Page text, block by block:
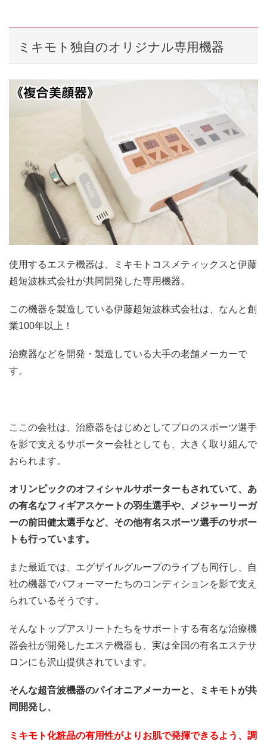
ミキモト独自のオリジナル専用機器
使用するエステ機器は、ミキモトコスメティックスと伊藤
超短波株式会社が共同開発した専用機器。
この機器を製造している伊藤超短波株式会社は、なんと創
業100年以上！
治療器などを開発・製造している大手の老舗メーカーで
す。
ここの会社は、治療器をはじめとしてプロのスポーツ選手
を影で支えるサポーター会社としても、大きく取り組んで
おられます。
オリンピックのオフィシャルサポーターもされていて、あ
の有名なフィギアスケートの羽生選手や、メジャーリーガ
ーの前田健太選手など、その他有名スポーツ選手のサポー
トも行っています。
また最近では、エグザイルグループのライブも同行し、自
社の機器でパフォーマーたちのコンディションを影で支え
られているそうです。
そんなトップアスリートたちをサポートする有名な治療機
器会社が開発したエステ機器も、実は全国の有名エステサ
ロンにも沢山提供されています。
そんな超音波機器のパイオニアメーカーと、ミキモトが共
同開発し、
ミキモト化粧品の有用性がよりお肌で発揮できるよう、調